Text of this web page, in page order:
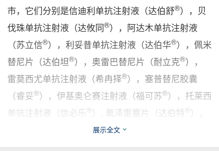
市，它们分别是信迪利单抗注射液（达伯舒®），贝
伐珠单抗注射液（达攸同®），阿达木单抗注射液
（苏立信®），利妥昔单抗注射液（达伯华®），佩米
替尼片（达伯坦®），奥雷巴替尼片（耐立克®），
雷莫西尤单抗注射液（希冉择®），塞普替尼胶囊
（睿妥®），伊基奥仑赛注射液（福可苏®），托莱西
单抗注射液（信必乐 ®）, 氟泽雷塞片（达伯特®），
匹妥布替尼片（捷帕力®）和己二酸他雷替尼胶囊
展示全文